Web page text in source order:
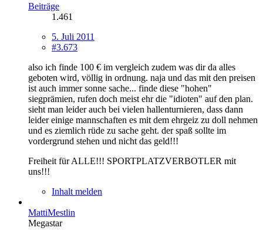
Beiträge
1.461
5. Juli 2011
#3.673
also ich finde 100 € im vergleich zudem was dir da alles
geboten wird, völlig in ordnung. naja und das mit den preisen
ist auch immer sonne sache... finde diese "hohen"
siegprämien, rufen doch meist ehr die "idioten" auf den plan.
sieht man leider auch bei vielen hallenturnieren, dass dann
leider einige mannschaften es mit dem ehrgeiz zu doll nehmen
und es ziemlich rüde zu sache geht. der spaß sollte im
vordergrund stehen und nicht das geld!!!
Freiheit für ALLE!!! SPORTPLATZVERBOTLER mit
uns!!!
Inhalt melden
MattiMestlin
Megastar